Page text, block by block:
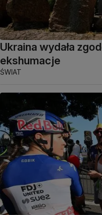
Ukraina wydała
ekshumacje
ŚWIAT